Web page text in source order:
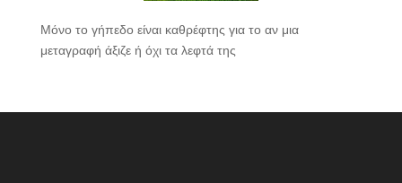
Μόνο το γήπεδο είναι καθρέφτης για το αν μια
μεταγραφή άξιζε ή όχι τα λεφτά της